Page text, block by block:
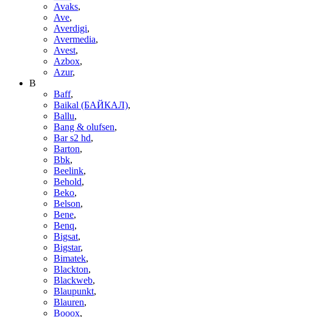
Avaks,
Ave,
Averdigi,
Avermedia,
Avest,
Azbox,
Azur,
B
Baff,
Baikal (БАЙКАЛ),
Ballu,
Bang & olufsen,
Bar s2 hd,
Barton,
Bbk,
Beelink,
Behold,
Beko,
Belson,
Bene,
Benq,
Bigsat,
Bigstar,
Bimatek,
Blackton,
Blackweb,
Blaupunkt,
Blauren,
Booox,